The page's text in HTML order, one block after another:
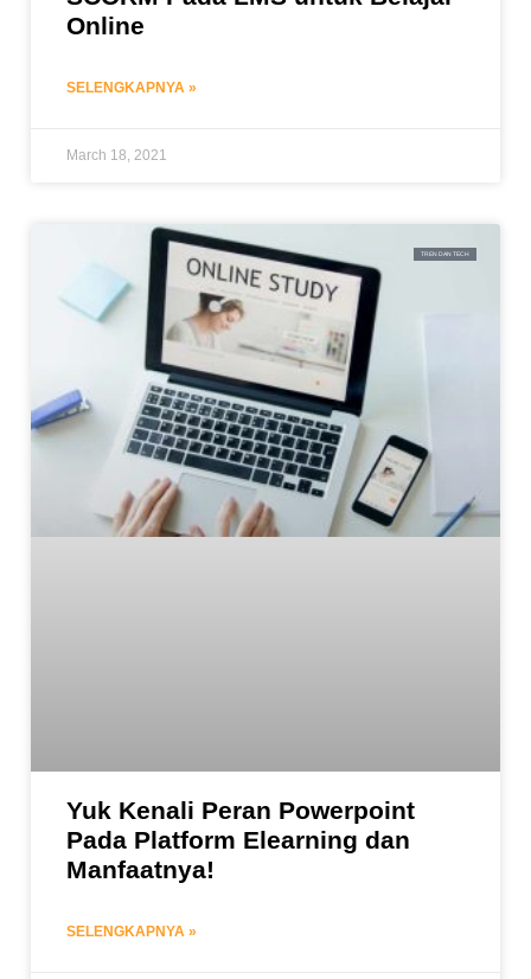
Online
SELENGKAPNYA »
March 18, 2021
TREN DAN TECH
Yuk Kenali Peran Powerpoint
Pada Platform Elearning dan
Manfaatnya!
SELENGKAPNYA »